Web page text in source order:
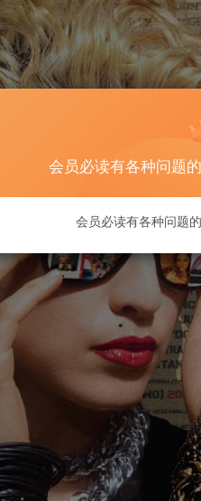
会员必读有各种问题
会员必读有各种问题